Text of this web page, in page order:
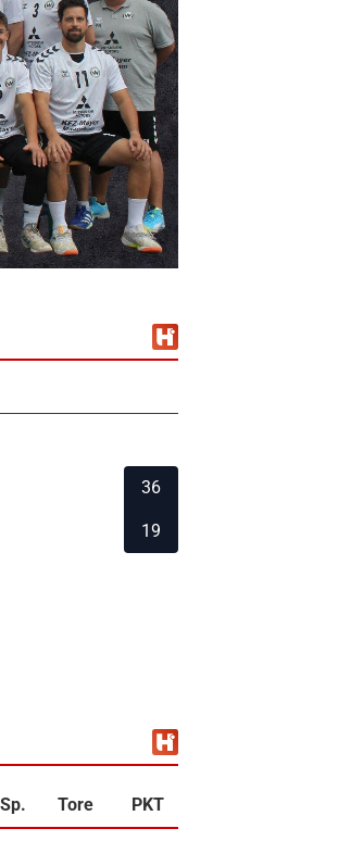
36
19
Sp. Tore PKT